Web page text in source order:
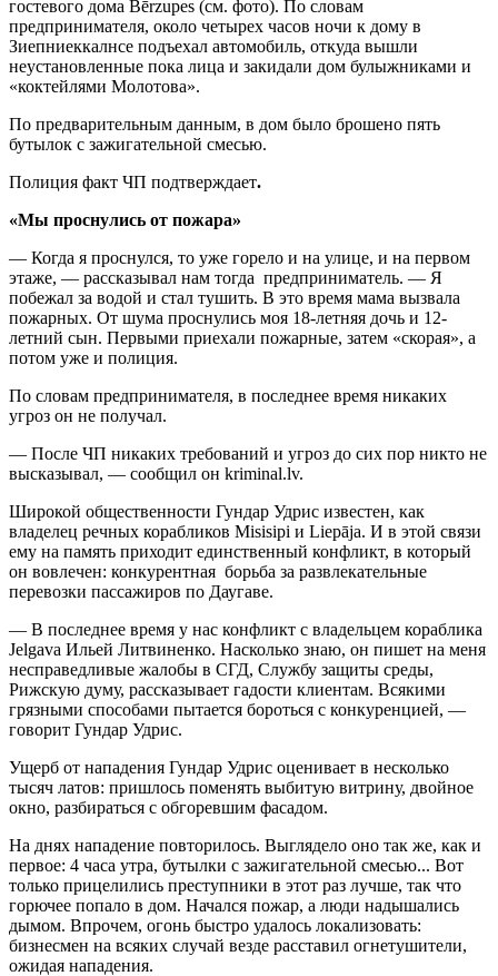
гостевого дома Bērzupes (см. фото). По словам
предпринимателя, около четырех часов ночи к дому в
Зиепниеккалнсе подъехал автомобиль, откуда вышли
неустановленные пока лица и закидали дом булыжниками и
«коктейлями Молотова».
По предварительным данным, в дом было брошено пять
бутылок с зажигательной смесью.
Полиция факт ЧП подтверждает.
«Мы проснулись от пожара»
— Когда я проснулся, то уже горело и на улице, и на первом
этаже, — рассказывал нам тогда предприниматель. — Я
побежал за водой и стал тушить. В это время мама вызвала
пожарных. От шума проснулись моя 18-летняя дочь и 12-
летний сын. Первыми приехали пожарные, затем «скорая», а
потом уже и полиция.
По словам предпринимателя, в последнее время никаких
угроз он не получал.
— После ЧП никаких требований и угроз до сих пор никто не
высказывал, — сообщил он kriminal.lv.
Широкой общественности Гундар Удрис известен, как
владелец речных корабликов Misisipi и Liepāja. И в этой связи
ему на память приходит единственный конфликт, в который
он вовлечен: конкурентная борьба за развлекательные
перевозки пассажиров по Даугаве.
— В последнее время у нас конфликт с владельцем кораблика
Jelgava Ильей Литвиненко. Насколько знаю, он пишет на меня
несправедливые жалобы в СГД, Службу защиты среды,
Рижскую думу, рассказывает гадости клиентам. Всякими
грязными способами пытается бороться с конкуренцией, —
говорит Гундар Удрис.
Ущерб от нападения Гундар Удрис оценивает в несколько
тысяч латов: пришлось поменять выбитую витрину, двойное
окно, разбираться с обгоревшим фасадом.
На днях нападение повторилось. Выглядело оно так же, как и
первое: 4 часа утра, бутылки с зажигательной смесью... Вот
только прицелились преступники в этот раз лучше, так что
горючее попало в дом. Начался пожар, а люди надышались
дымом. Впрочем, огонь быстро удалось локализовать:
бизнесмен на всяких случай везде расставил огнетушители,
ожидая нападения.